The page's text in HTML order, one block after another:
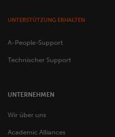
UNTERSTÜTZUNG ERHALTEN
A-People-Support
Technischer Support
UNTERNEHMEN
Wir über uns
Academic Alliances